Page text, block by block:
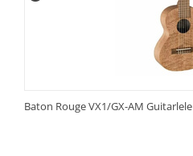
Baton Rouge VX1/GX-AM Guitarlele